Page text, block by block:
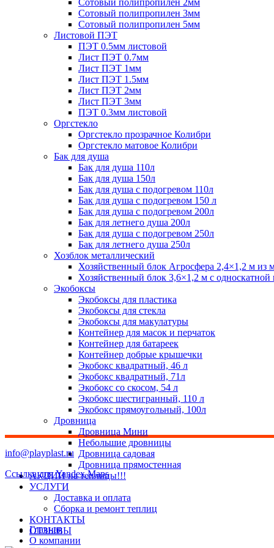
Сотовый полипропилен 2мм
Сотовый полипропилен 3мм
Сотовый полипропилен 5мм
Листовой ПЭТ
ПЭТ 0.5мм листовой
Лист ПЭТ 0.7мм
Лист ПЭТ 1мм
Лист ПЭТ 1.5мм
Лист ПЭТ 2мм
Лист ПЭТ 3мм
ПЭТ 0.3мм листовой
Оргстекло
Оргстекло прозрачное Колибри
Оргстекло матовое Колибри
Бак для душа
Бак для душа 110л
Бак для душа 150л
Бак для душа с подогревом 110л
Бак для душа с подогревом 150 л
Бак для душа с подогревом 200л
Бак для летнего душа 200л
Бак для душа с подогревом 250л
Бак для летнего душа 250л
Хозблок металлический
Хозяйственный блок Агросфера 2,4×1,2 м из
Хозяйственный блок 3,6×1,2 м с
Экобоксы
Экобоксы для пластика
Экобоксы для стекла
Экобоксы для макулатуры
Контейнер для масок и перчаток
Контейнер для батареек
Контейнер добрые крышечки
Экобокс квадратный, 46 л
Экобокс квадратный, 71л
Экобокс со скосом, 54 л
Экобокс шестигранный, 110 л
Экобокс прямоугольный, 100л
Дровница
Дровница Мини
Небольшие дровницы
Дровница садовая
Дровница прямостенная
АКЦИИ на теплицы!!!
УСЛУГИ
Доставка и оплата
Сборка и ремонт теплиц
КОНТАКТЫ
ОТЗЫВЫ
info@playplast.ru
Ссылка для Yandex Maps
Главная
О компании